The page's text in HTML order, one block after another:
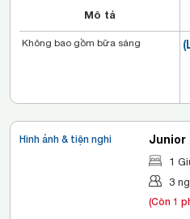
Mô tả
Không bao gồm bữa sáng
Hình ảnh & tiện nghi Junior
1
3
(Còn 1